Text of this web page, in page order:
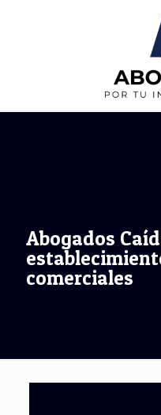
Abogados
comerciales